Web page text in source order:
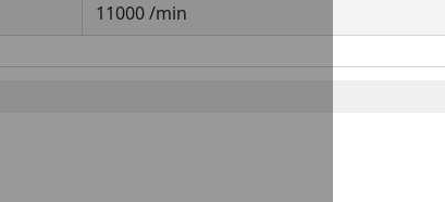
11000 /min